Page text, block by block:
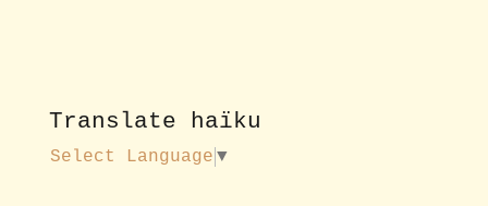
o
u
s
Translate haïku
Select Language ▼